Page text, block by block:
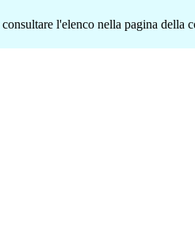
l'elenco nella pagina della